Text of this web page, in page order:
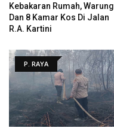
Kebakaran Rumah, Warung
Dan 8 Kamar Kos Di Jalan
R.A. Kartini
P. RAYA